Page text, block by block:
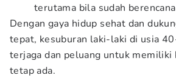
terutama bila sudah
Dengan gaya hidup sehat dan
tepat, kesuburan laki-laki di usia
terjaga dan peluang untuk memiliki
tetap ada.